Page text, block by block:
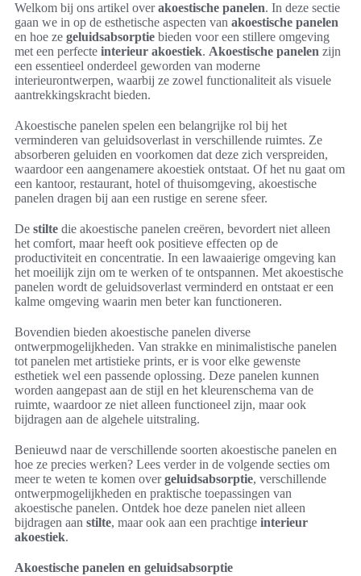
Welkom bij ons artikel overakoestische panelen. In deze sectie
gaan we in op de esthetische aspecten van akoestische panelen
en hoe ze geluidsabsorptie bieden voor een stillere omgeving
met een perfecte interieur akoestiek. Akoestische panelen zijn
een essentieel onderdeel geworden van moderne
interieurontwerpen, waarbij ze zowel functionaliteit als visuele
aantrekkingskracht bieden.
Akoestische panelen spelen een belangrijke rol bij het
verminderen van geluidsoverlast in verschillende ruimtes. Ze
absorberen geluiden en voorkomen dat deze zich verspreiden,
waardoor een aangenamere akoestiek ontstaat. Of het nu gaat om
een kantoor, restaurant, hotel of thuisomgeving, akoestische
panelen dragen bij aan een rustige en serene sfeer.
De stilte die akoestische panelen creëren, bevordert niet alleen
het comfort, maar heeft ook positieve effecten op de
productiviteit en concentratie. In een lawaaierige omgeving kan
het moeilijk zijn om te werken of te ontspannen. Met akoestische
panelen wordt de geluidsoverlast verminderd en ontstaat er een
kalme omgeving waarin men beter kan functioneren.
Bovendien bieden akoestische panelen diverse
ontwerpmogelijkheden. Van strakke en minimalistische panelen
tot panelen met artistieke prints, er is voor elke gewenste
esthetiek wel een passende oplossing. Deze panelen kunnen
worden aangepast aan de stijl en het kleurenschema van de
ruimte, waardoor ze niet alleen functioneel zijn, maar ook
bijdragen aan de algehele uitstraling.
Benieuwd naar de verschillende soorten akoestische panelen en
hoe ze precies werken? Lees verder in de volgende secties om
meer te weten te komen overgeluidsabsorptie, verschillende
ontwerpmogelijkheden en praktische toepassingen van
akoestische panelen. Ontdek hoe deze panelen niet alleen
bijdragen aan stilte, maar ook aan een prachtige interieur
akoestiek.
Akoestische panelen en geluidsabsorptie